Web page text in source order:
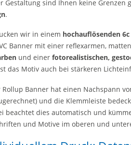
Gestaltung sind Ihnen keine Grenzen
.
wir in einem hochauflösenden
Banner mit einer reflexarmen,
und einer fotorealistischen,
das Motiv auch bei stärkeren
Rollup Banner hat einen Nachspann
und die Klemmleiste
beachtet dies automatisch und
und Motive im oberen und